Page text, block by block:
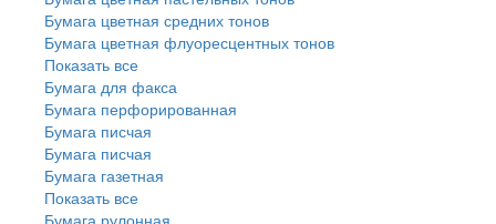
Бумага цветная средних тонов
Бумага цветная флуоресцентных тонов
Показать все
Бумага для факса
Бумага перфорированная
Бумага писчая
Бумага писчая
Бумага газетная
Показать все
Бумага рулонная